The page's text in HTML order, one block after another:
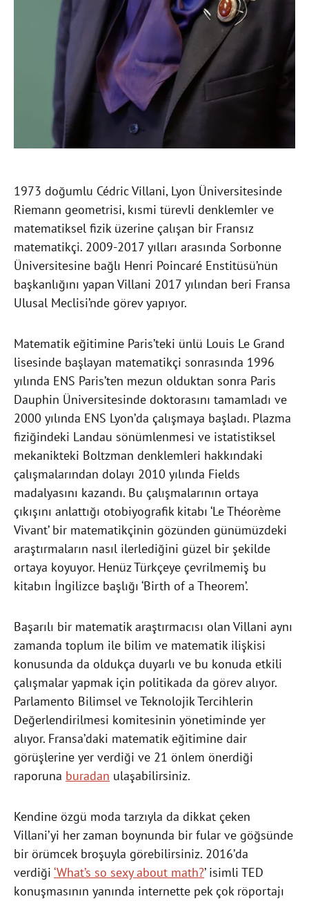
1973 doğumlu Cédric Villani, Lyon Üniversitesinde
Riemann geometrisi, kısmi türevli denklemler ve
matematiksel fizik üzerine çalışan bir Fransız
matematikçi. 2009-2017 yılları arasında Sorbonne
Üniversitesine bağlı Henri Poincaré Enstitüsü’nün
başkanlığını yapan Villani 2017 yılından beri Fransa
Ulusal Meclisi’nde görev yapıyor.
Matematik eğitimine Paris’teki ünlü Louis Le Grand
lisesinde başlayan matematikçi sonrasında 1996
yılında ENS Paris’ten mezun olduktan sonra Paris
Dauphin Üniversitesinde doktorasını tamamladı ve
2000 yılında ENS Lyon’da çalışmaya başladı. Plazma
fiziğindeki Landau sönümlenmesi ve istatistiksel
mekanikteki Boltzman denklemleri hakkındaki
çalışmalarından dolayı 2010 yılında Fields
madalyasını kazandı. Bu çalışmalarının ortaya
çıkışını anlattığı otobiyografik kitabı ‘Le Théorème
Vivant’ bir matematikçinin gözünden günümüzdeki
araştırmaların nasıl ilerlediğini güzel bir şekilde
ortaya koyuyor. Henüz Türkçeye çevrilmemiş bu
kitabın İngilizce başlığı ‘Birth of a Theorem’.
Başarılı bir matematik araştırmacısı olan Villani aynı
zamanda toplum ile bilim ve matematik ilişkisi
konusunda da oldukça duyarlı ve bu konuda etkili
çalışmalar yapmak için politikada da görev alıyor.
Parlamento Bilimsel ve Teknolojik Tercihlerin
Değerlendirilmesi komitesinin yönetiminde yer
alıyor. Fransa’daki matematik eğitimine dair
görüşlerine yer verdiği ve 21 önlem önerdiği
raporuna buradan ulaşabilirsiniz.
Kendine özgü moda tarzıyla da dikkat çeken
Villani’yi her zaman boynunda bir fular ve göğsünde
bir örümcek broşuyla görebilirsiniz. 2016’da
verdiği ‘What’s so sexy about math?’ isimli TED
konuşmasının yanında internette pek çok röportajı